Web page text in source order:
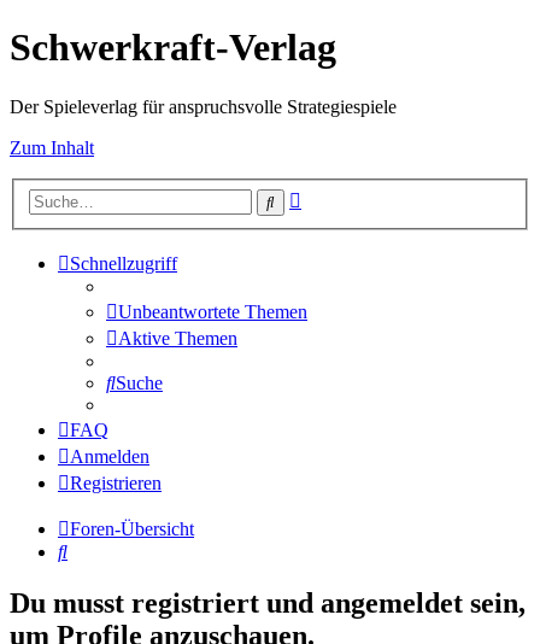
Schwerkraft-Verlag
Der Spieleverlag für anspruchsvolle Strategiespiele
Zum Inhalt
Suche
Schnellzugriff
Unbeantwortete Themen
Aktive Themen
Suche
FAQ
Anmelden
Registrieren
Foren-Übersicht
Suche
Du musst registriert und angemeldet sein,
um Profile anzuschauen.